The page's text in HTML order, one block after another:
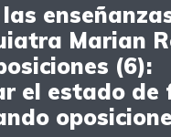
Marian
(6):
el estado de